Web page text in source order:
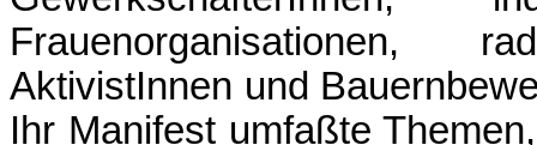
Frauenorganisationen,
AktivistInnen und
Ihr Manifest umfaßte